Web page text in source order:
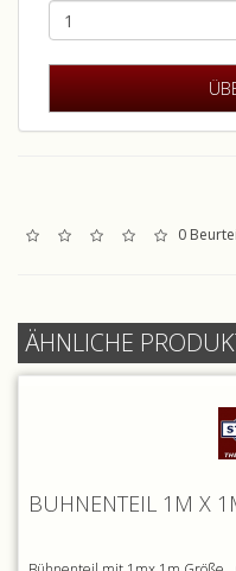
0
ÄHNLICHE
BÜHNENTEIL 1M X